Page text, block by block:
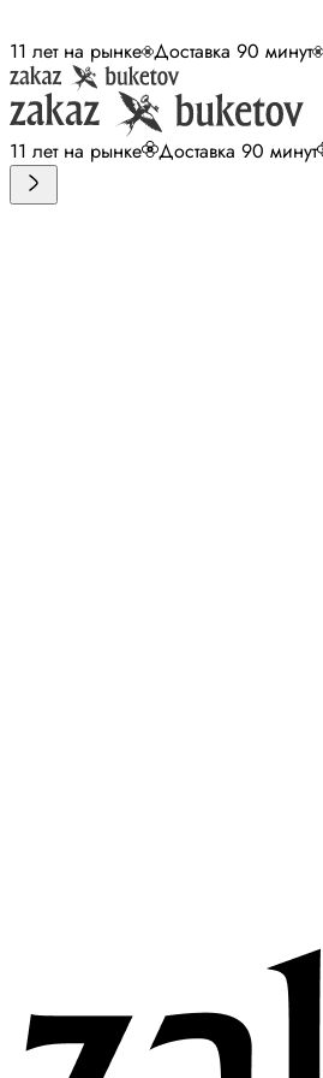
11 лет на рынке Доставка 90 минут
11 лет на рынке Доставка 90 минут